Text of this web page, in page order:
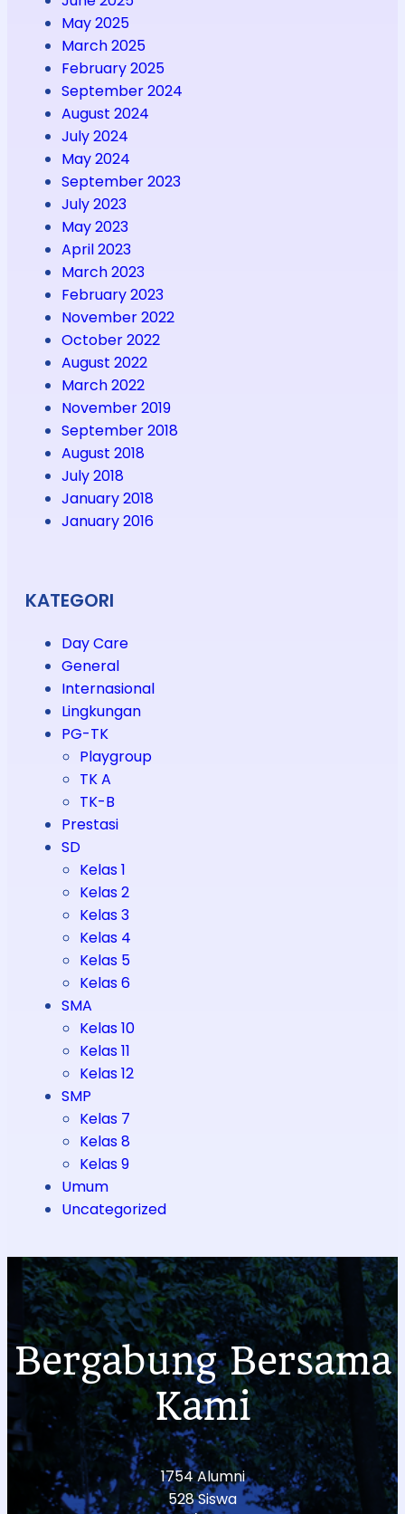
May 2025
March 2025
February 2025
September 2024
August 2024
July 2024
May 2024
September 2023
July 2023
May 2023
April 2023
March 2023
February 2023
November 2022
October 2022
August 2022
March 2022
November 2019
September 2018
August 2018
July 2018
January 2018
January 2016
KATEGORI
Day Care
General
Internasional
Lingkungan
PG-TK
Playgroup
TK A
TK-B
Prestasi
SD
Kelas 1
Kelas 2
Kelas 3
Kelas 4
Kelas 5
Kelas 6
SMA
Kelas 10
Kelas 11
Kelas 12
SMP
Kelas 7
Kelas 8
Kelas 9
Umum
Uncategorized
Bergabung Bersama
Kami
1754 Alumni
528 Siswa